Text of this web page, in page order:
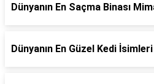
Dünyanın En Saçma Binası
Dünyanın En Güzel Kedi İsimleri